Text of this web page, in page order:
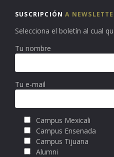
SUSCRIPCIÓNA
Selecciona el boletín al cual
Tu nombre
Tu e-mail
Campus Mexicali
Campus Ensenada
Campus Tijuana
Alumni